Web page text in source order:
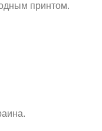
принтом.